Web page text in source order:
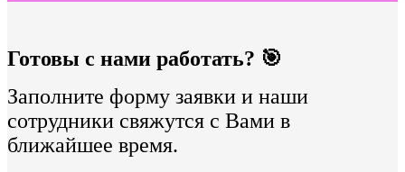
Готовы с нами работать? 🎯
Заполните форму заявки и наши
сотрудники свяжутся с Вами в
ближайшее время.